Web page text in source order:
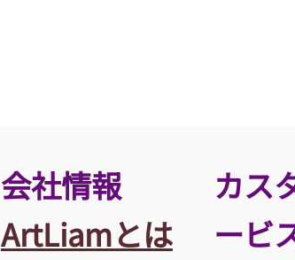
​会社情報
ArtLiamとは
カス
ービ